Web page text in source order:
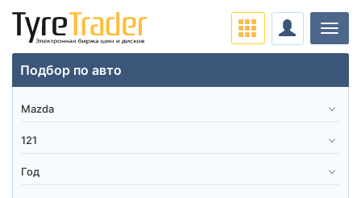
Подбор по авто